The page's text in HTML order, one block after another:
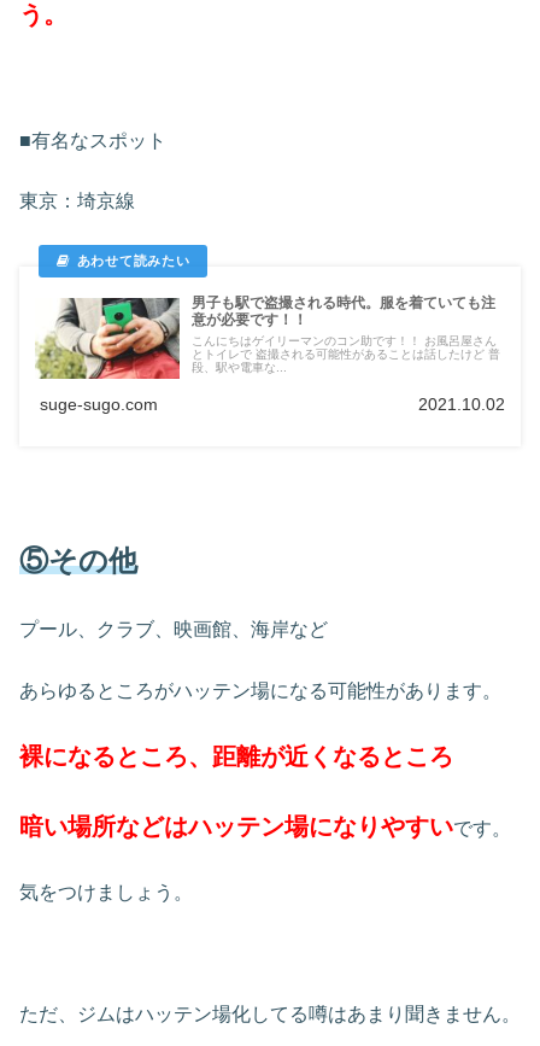
う。
■有名なスポット
東京：埼京線
男子も駅で盗撮される時代。服を着ていても注
意が必要です！！
こんにちはゲイリーマンのコン助です！！ お風呂屋さん
とトイレで 盗撮される可能性があることは話したけど 普
段、駅や電車な...
suge-sugo.com 2021.10.02
⑤その他
プール、クラブ、映画館、海岸など
あらゆるところがハッテン場になる可能性があります。
裸になるところ、距離が近くなるところ
暗い場所などはハッテン場になりやすいです。
気をつけましょう。
ただ、ジムはハッテン場化してる噂はあまり聞きません。